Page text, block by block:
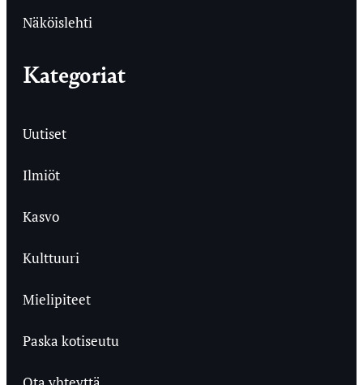
Näköislehti
Kategoriat
Uutiset
Ilmiöt
Kasvo
Kulttuuri
Mielipiteet
Paska kotiseutu